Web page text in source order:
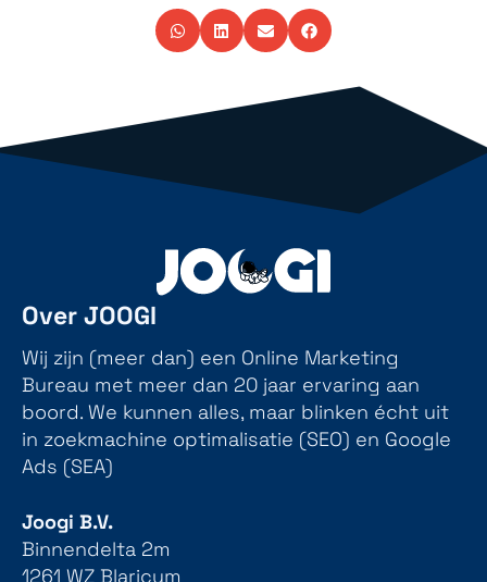
Over JOOGI
Wij zijn (meer dan) een Online Marketing
Bureau met meer dan 20 jaar ervaring aan
boord. We kunnen alles, maar blinken écht uit
in zoekmachine optimalisatie (SEO) en Google
Ads (SEA)
Joogi B.V.
Binnendelta 2m
1261 WZ Blaricum